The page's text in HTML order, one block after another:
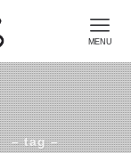
MENU
– tag –